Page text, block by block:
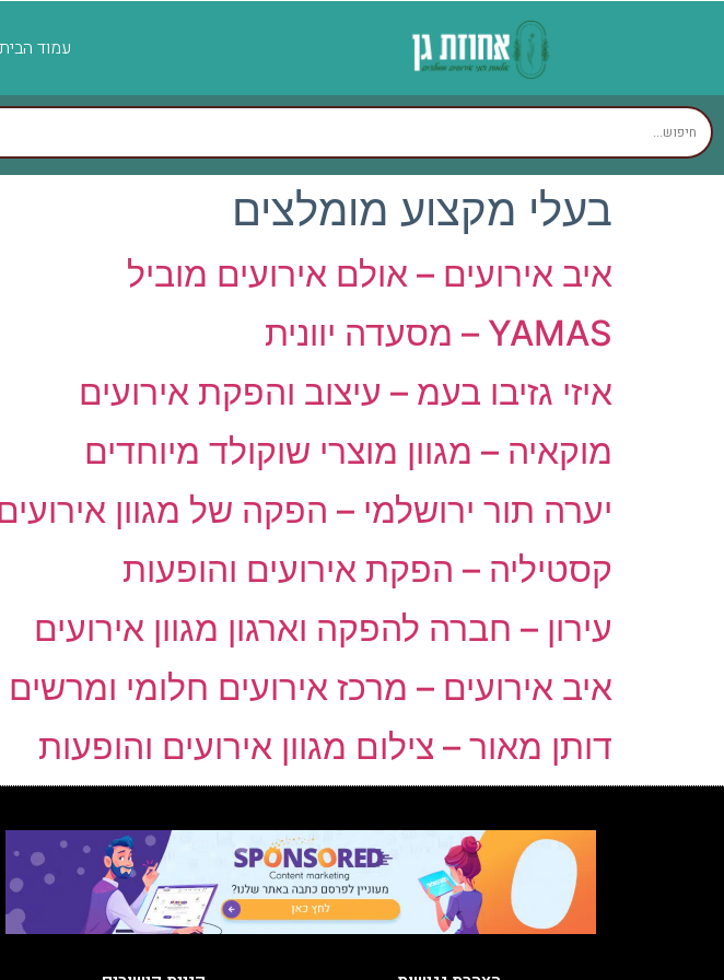
עמוד הבית
בעלי מקצוע מומלצים
איב אירועים – אולם אירועים מוביל
YAMAS – מסעדה יוונית
איזי גזיבו בעמ – עיצוב והפקת אירועים
מוקאיה – מגוון מוצרי שוקולד מיוחדים
יערה תור ירושלמי – הפקה של מגוון
קסטיליה – הפקת אירועים והופעות
עירון – חברה להפקה וארגון מגוון אירועים
איב אירועים – מרכז אירועים חלומי ומרשים
דותן מאור – צילום מגוון אירועים והופעות